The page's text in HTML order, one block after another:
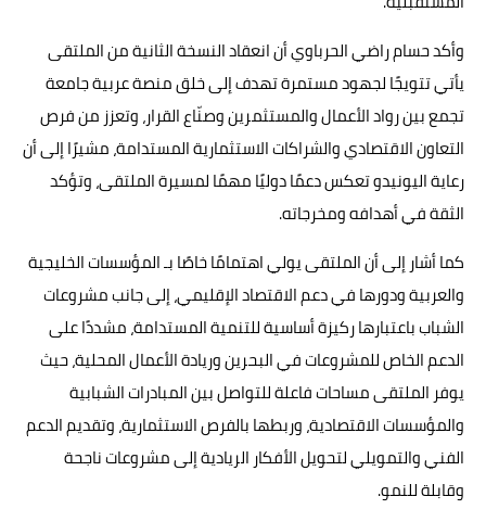
وأكد حسام راضي الحرباوي أن انعقاد النسخة الثانية من الملتقى
يأتي تتويجًا لجهود مستمرة تهدف إلى خلق منصة عربية جامعة
تجمع بين رواد الأعمال والمستثمرين وصنّاع القرار، وتعزز من فرص
التعاون الاقتصادي والشراكات الاستثمارية المستدامة، مشيرًا إلى أن
رعاية اليونيدو تعكس دعمًا دوليًا مهمًا لمسيرة الملتقى، وتؤكد
الثقة في أهدافه ومخرجاته.
كما أشار إلى أن الملتقى يولي اهتمامًا خاصًا بـ المؤسسات الخليجية
والعربية ودورها في دعم الاقتصاد الإقليمي، إلى جانب مشروعات
الشباب باعتبارها ركيزة أساسية للتنمية المستدامة، مشددًا على
الدعم الخاص للمشروعات في البحرين وريادة الأعمال المحلية، حيث
يوفر الملتقى مساحات فاعلة للتواصل بين المبادرات الشبابية
والمؤسسات الاقتصادية، وربطها بالفرص الاستثمارية، وتقديم الدعم
الفني والتمويلي لتحويل الأفكار الريادية إلى مشروعات ناجحة
وقابلة للنمو.